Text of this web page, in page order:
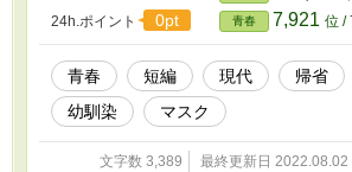
24h.ポイント 0pt 青春 7,921 位 /
青春 短編 現代 帰省
幼馴染
マスク
文字数 3,389 最終更新日 2022.08.02